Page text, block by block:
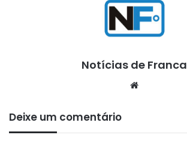
Notícias de Franca
Deixe um comentário